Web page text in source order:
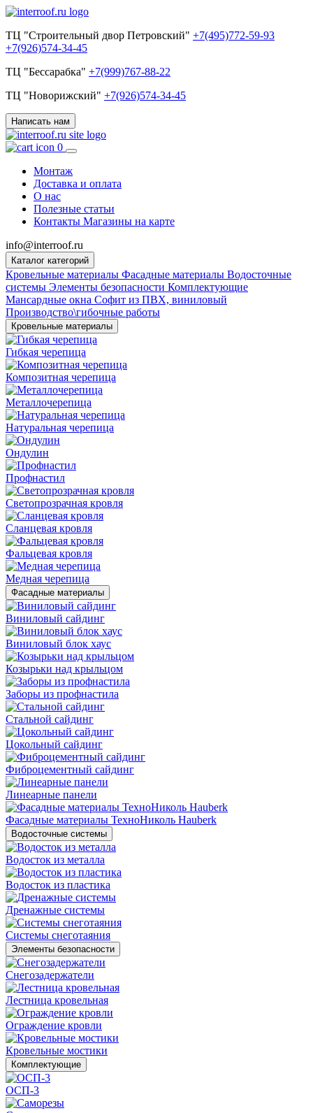
ТЦ "Строительный двор Петровский" +7(495)772-59-93
+7(926)574-34-45
ТЦ "Бессарабка" +7(999)767-88-22
ТЦ "Новорижский" +7(926)574-34-45
Написать нам
0
Монтаж
Доставка и оплата
О нас
Полезные статьи
Контакты Магазины на карте
info@interroof.ru
Каталог категорий
Кровельные материалы Фасадные материалы Водосточные
системы Элементы безопасности Комплектующие
Мансардные окна Софит из ПВХ, виниловый
Производство\гибочные работы
Кровельные материалы
Гибкая черепица
Композитная черепица
Металлочерепица
Натуральная черепица
Ондулин
Профнастил
Светопрозрачная кровля
Сланцевая кровля
Фальцевая кровля
Медная черепица
Фасадные материалы
Виниловый сайдинг
Виниловый блок хаус
Козырьки над крыльцом
Заборы из профнастила
Стальной сайдинг
Цокольный сайдинг
Фиброцементный сайдинг
Линеарные панели
Фасадные материалы ТехноНиколь Hauberk
Водосточные системы
Водосток из металла
Водосток из пластика
Дренажные системы
Системы снеготаяния
Элементы безопасности
Снегозадержатели
Лестница кровельная
Ограждение кровли
Кровельные мостики
Комплектующие
ОСП-3